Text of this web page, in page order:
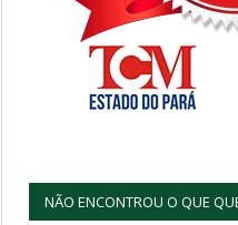
NÃO ENCONTROU O QUE